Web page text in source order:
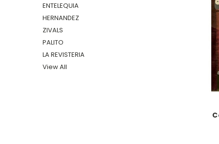
ENTELEQUIA
HERNANDEZ
ZIVALS
PALITO
LA REVISTERIA
View All